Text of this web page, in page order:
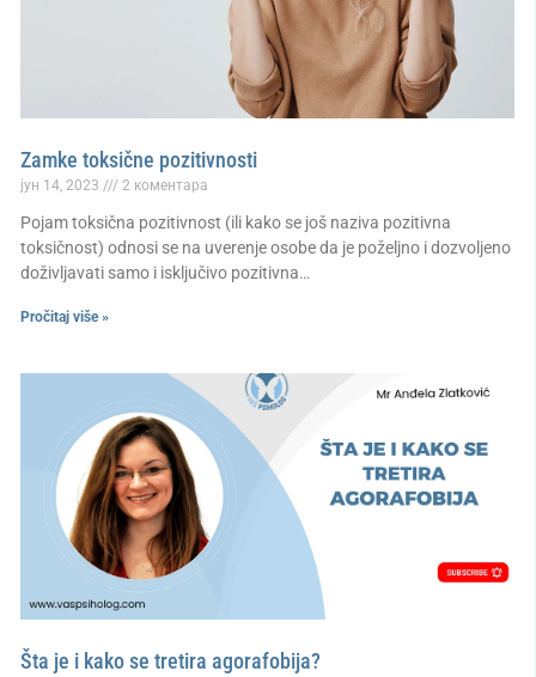
Zamke toksične pozitivnosti
јун 14, 2023 2 коментара
Pojam toksična pozitivnost (ili kako se još naziva pozitivna
toksičnost) odnosi se na uverenje osobe da je poželjno i dozvoljeno
doživljavati samo i isključivo pozitivna…
Pročitaj više »
Šta je i kako se tretira agorafobija?